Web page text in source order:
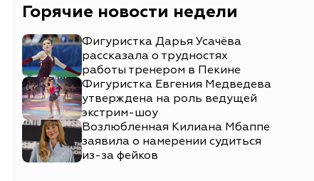
Горячие новости недели
Фигуристка Дарья Усачёва
рассказала о трудностях
работы тренером в Пекине
Фигуристка Евгения Медведева
утверждена на роль ведущей
экстрим-шоу
Возлюбленная Килиана Мбаппе
заявила о намерении судиться
из-за фейков